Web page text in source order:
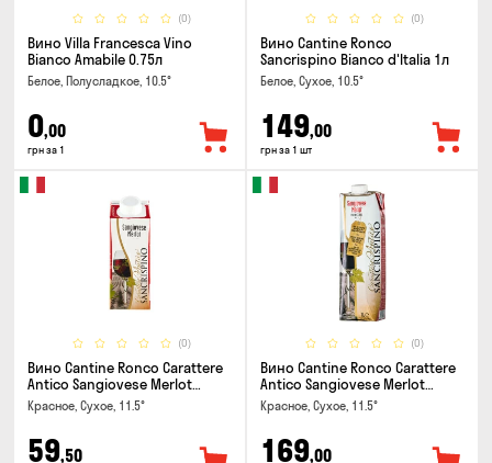
(0)
Вино Villa Francesca Vino
Bianco Amabile 0.75л
Белое, Полусладкое, 10.5°
0,00
грн за 1
(0)
Вино Cantine Ronco
Sancrispino Bianco d'Italia 1л
Белое, Сухое, 10.5°
149,00
грн за 1 шт
(0)
Вино Cantine Ronco Carattere
Antico Sangiovese Merlot
Rubicone IGT 0.25л
Красное, Сухое, 11.5°
59,50
(0)
Вино Cantine Ronco Carattere
Antico Sangiovese Merlot
Rubicone IGT 1л
Красное, Сухое, 11.5°
169,00